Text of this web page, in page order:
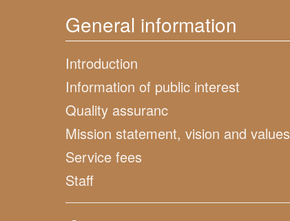
General information
Introduction
Information of public interest
Quality assuranc
Mission statement, vision and values
Service fees
Staff